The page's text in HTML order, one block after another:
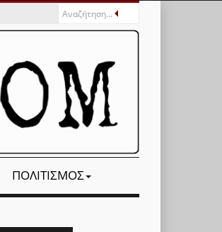
ΠΟΛΙΤΙΣΜΌΣ